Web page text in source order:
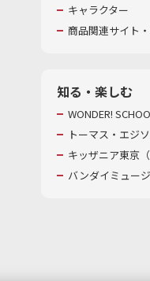
キャラクター
商品関連サイト
知る・楽しむ
WONDER!
トーマス・エジ
キッザニア東京
バンダイミュー